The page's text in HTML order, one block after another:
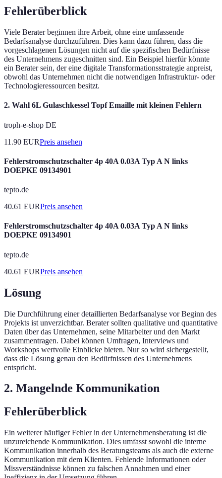
Fehlerüberblick
Viele Berater beginnen ihre Arbeit, ohne eine umfassende
Bedarfsanalyse durchzuführen. Dies kann dazu führen, dass die
vorgeschlagenen Lösungen nicht auf die spezifischen Bedürfnisse
des Unternehmens zugeschnitten sind. Ein Beispiel hierfür könnte
ein Berater sein, der eine digitale Transformationsstrategie anpreist,
obwohl das Unternehmen nicht die notwendigen Infrastruktur- oder
Technologieressourcen besitzt.
2. Wahl 6L Gulaschkessel Topf Emaille mit kleinen Fehlern
troph-e-shop DE
11.90 EURPreis ansehen
Fehlerstromschutzschalter 4p 40A 0.03A Typ A N links
DOEPKE 09134901
tepto.de
40.61 EURPreis ansehen
Fehlerstromschutzschalter 4p 40A 0.03A Typ A N links
DOEPKE 09134901
tepto.de
40.61 EURPreis ansehen
Lösung
Die Durchführung einer detaillierten Bedarfsanalyse vor Beginn des
Projekts ist unverzichtbar. Berater sollten qualitative und quantitative
Daten über das Unternehmen, seine Mitarbeiter und den Markt
zusammentragen. Dabei können Umfragen, Interviews und
Workshops wertvolle Einblicke bieten. Nur so wird sichergestellt,
dass die Lösung genau den Bedürfnissen des Unternehmens
entspricht.
2. Mangelnde Kommunikation
Fehlerüberblick
Ein weiterer häufiger Fehler in der Unternehmensberatung ist die
unzureichende Kommunikation. Dies umfasst sowohl die interne
Kommunikation innerhalb des Beratungsteams als auch die externe
Kommunikation mit dem Klienten. Fehlende Informationen oder
Missverständnisse können zu falschen Annahmen und einer